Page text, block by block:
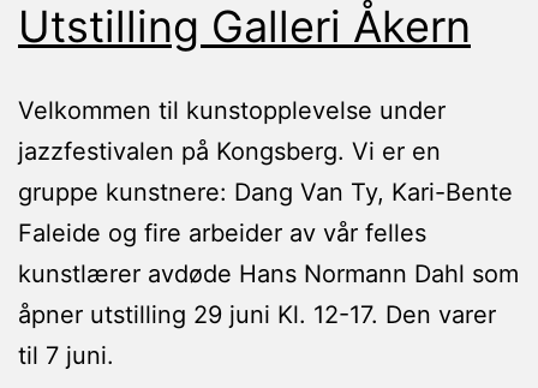
Utstilling Galleri Åkern
Velkommen til kunstopplevelse under
jazzfestivalen på Kongsberg. Vi er en
gruppe kunstnere: Dang Van Ty, Kari-Bente
Faleide og fire arbeider av vår felles
kunstlærer avdøde Hans Normann Dahl som
åpner utstilling 29 juni Kl. 12-17. Den varer
til 7 juni.